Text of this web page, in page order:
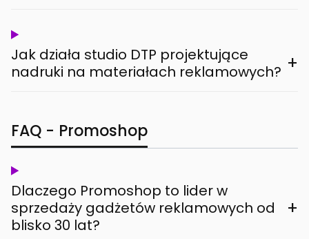
Jak działa studio DTP projektujące
nadruki na materiałach reklamowych? +
FAQ - Promoshop
Dlaczego Promoshop to lider w
sprzedaży gadżetów reklamowych od
blisko 30 lat?
+